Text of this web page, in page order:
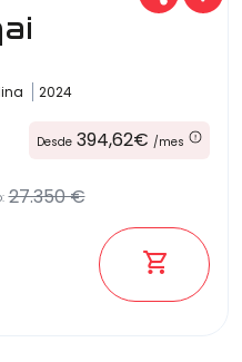
2024
Desde 394,62€ /mes
27.350 €